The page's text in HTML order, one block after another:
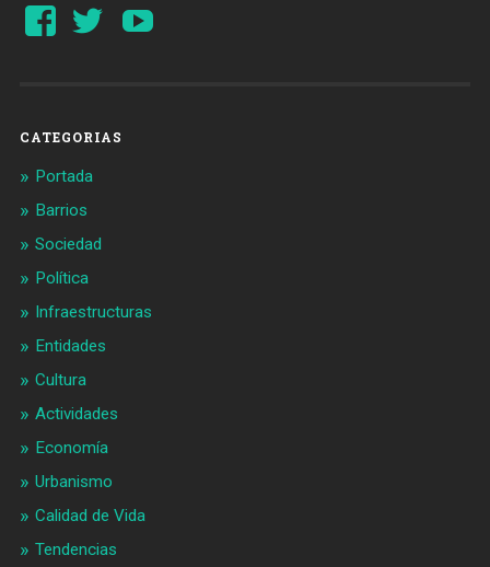
Ver
perfil
Ver
perfil
CATEGORIAS
Portada
Barrios
Sociedad
Política
Infraestructuras
Entidades
Cultura
Actividades
Economía
Urbanismo
Calidad de Vida
Tendencias